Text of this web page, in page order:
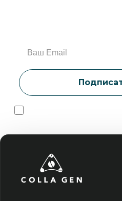
Нажимая кнопку